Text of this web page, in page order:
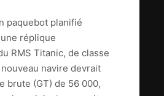
paquebot planifié
réplique
RMS Titanic, de classe
navire devrait
brute (GT) de 56 000,